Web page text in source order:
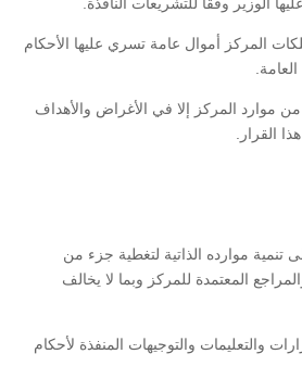
المركز أموال عامة تسري عليها الأحكام
من موارد المركز إلا في الأغراض والأهداف
القرار.
على تنمية موارده الذاتية لتغطية جزء من
المعتمدة للمركز وبما لا يخالف
والتعليمات والتوجيهات المنفذة لأحكام